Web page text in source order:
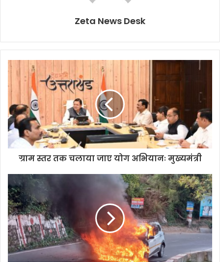
Zeta News Desk
ग्राम स्तर तक चलाया जाए योग अभियानः मुख्यमंत्री